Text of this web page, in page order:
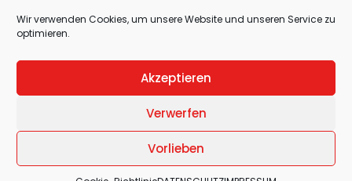
Wir verwenden Cookies, um unsere Website und unseren Service zu
optimieren.
Akzeptieren
Verwerfen
Vorlieben
Rechtliches
Kontaktformular
Datenschutzerklärung
MORE Music & Media GmbH & Co. KG
| Designed by DieAgentur.Design